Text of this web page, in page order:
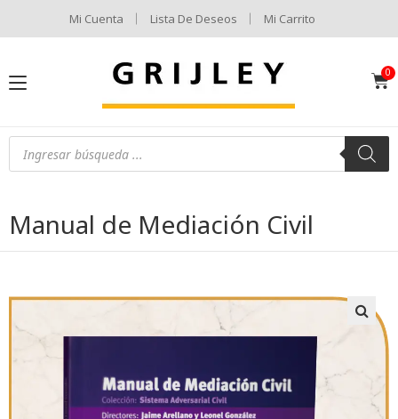
Mi Cuenta Lista De Deseos Mi Carrito
Manual de Mediación Civil